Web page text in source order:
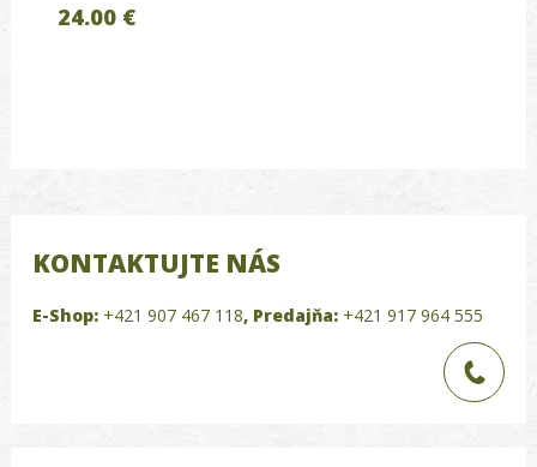
24.00 €
KONTAKTUJTE NÁS
E-Shop: +421 907 467 118, Predajňa: +421 917 964 555